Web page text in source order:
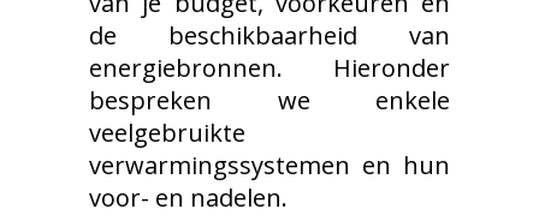
de beschikbaarheid van
energiebronnen. Hieronder
bespreken we enkele
veelgebruikte
verwarmingssystemen en hun
voor- en nadelen.